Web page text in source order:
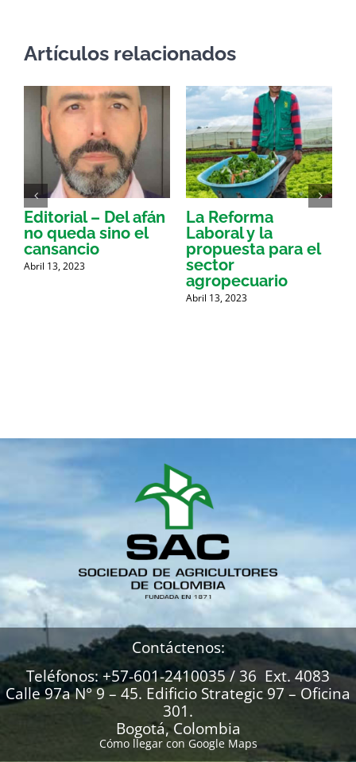
Artículos relacionados
Editorial – Del afán
no queda sino el
cansancio
Abril 13, 2023
La Reforma
Laboral y la
propuesta para el
sector
agropecuario
Abril 13, 2023
Contáctenos:
Teléfonos: +57-601-2410035 / 36 Ext. 4083
Calle 97a N° 9 – 45. Edificio Strategic 97 – Oficina
301.
Bogotá, Colombia
Cómo llegar con Google Maps